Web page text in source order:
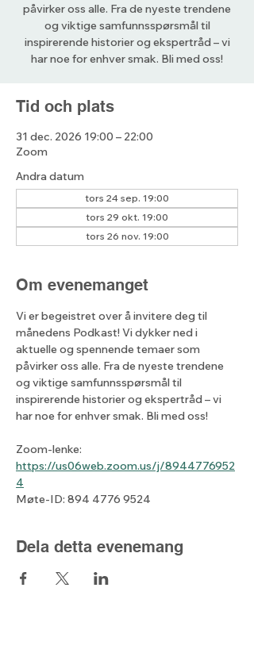
påvirker oss alle. Fra de nyeste trendene
og viktige samfunnsspørsmål til
inspirerende historier og ekspertråd – vi
har noe for enhver smak. Bli med oss!
Tid och plats
31 dec. 2026 19:00 – 22:00
Zoom
Andra datum
tors 24 sep. 19:00
tors 29 okt. 19:00
tors 26 nov. 19:00
Om evenemanget
Vi er begeistret over å invitere deg til
månedens Podkast! Vi dykker ned i
aktuelle og spennende temaer som
påvirker oss alle. Fra de nyeste trendene
og viktige samfunnsspørsmål til
inspirerende historier og ekspertråd – vi
har noe for enhver smak. Bli med oss!
Zoom-lenke:
https://us06web.zoom.us/j/8944776952
4
Møte-ID: 894 4776 9524
Dela detta evenemang